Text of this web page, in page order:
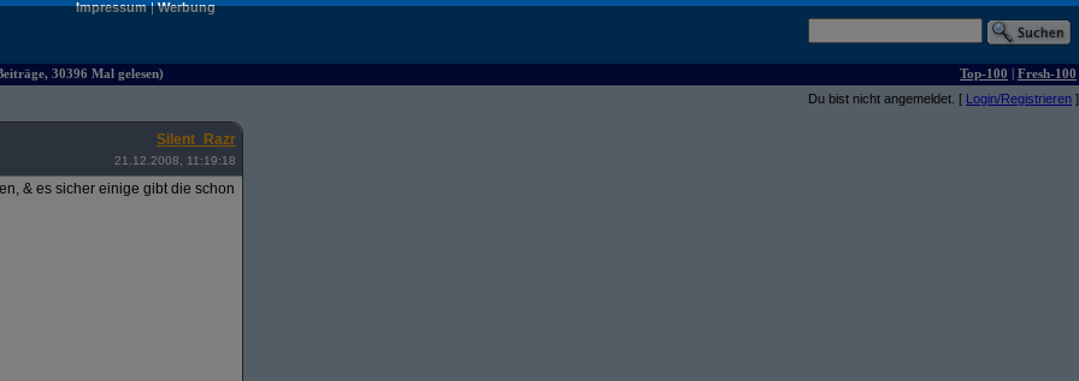
Impressum|Werbung
30396 Mal gelesen) Top-100 | Fresh-100
Du bist nicht angemeldet. [ Login/Registrieren ]
Silent_Razr
21.12.2008, 11:19:18
& es sicher einige gibt die schon